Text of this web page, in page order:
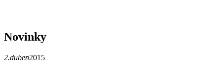
Novinky
2.duben2015